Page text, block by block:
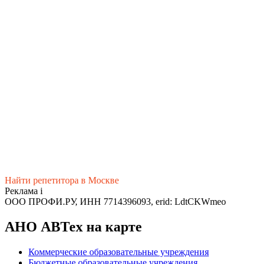
Найти репетитора в Москве
Реклама i
ООО ПРОФИ.РУ, ИНН 7714396093, erid: LdtCKWmeo
АНО АВТех на карте
Коммерческие образовательные учреждения